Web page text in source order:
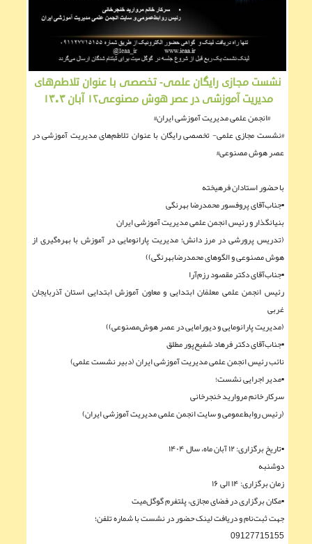
نشست مجازی رایگان علمی- تخصصی با عنوان تلاطم‌های
مدیریت آموزشی در عصر هوش مصنوعی۱۲ آبان ۱۴۰۴
#انجمن علمی مدیریت آموزشی ایران#
#نشست مجازی علمی- تخصصی رايگان با عنوان تلاطم‌های مدیریت آموزشی در
عصر هوش مصنوعی#
با حضور استادان فرهیخته
▪︎جناب‌آقای پروفسور محمدرضا بهرنگی
بنیانگذار و رئیس انجمن علمی مدیریت آموزشی ایران
(تدریس پرورشی در مرز دانش؛ مدیریت پارانومایی در آموزش با بهره‌گیری از
هوش مصنوعی و الگوهای محمدرضابهرنگی))
▪︎جناب‌آقای دکتر مقصود رزم‌آرا
رئیس انجمن علمی معلمّان ابتدایی و معاون آموزش ابتدایی استان آذربایجان
غربی
(مدیریت پارانومایی و دیورامایی در عصر هوش‌مصنوعی))
▪︎جناب‌آقای دکتر فرهاد شفيع‌پور مطلق
نائب رئیس انجمن علمی مدیریت آموزشی ایران (دبیر نشست علمی)
▪︎مدیر اجرایی نشست؛
سرکار خانم مروارید خنجرخانی
(رئیس روابط‌عمومی و سایت انجمن علمی مدیریت آموزشی ایران)
▪︎تاریخ برگزاری: ۱۲ آبان ماه، سال ۱۴۰۴
دوشنبه
زمان برگزاری: ۱۴ الی ۱۶
▪︎مکان برگزاری در فضای مجازی، پلتفرم گوگل‌میت
جهت ثبت‌نام و دریافت لینک حضور در نشست با شماره تلفن؛
09127715155